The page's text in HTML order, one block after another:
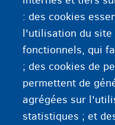
Bureau d'Aide
: des cookies
l'utilisation du site
fonctionnels, qui
; des cookies de
permettent de
agrégées sur
statistiques ; et